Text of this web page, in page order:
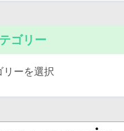
ゴリー